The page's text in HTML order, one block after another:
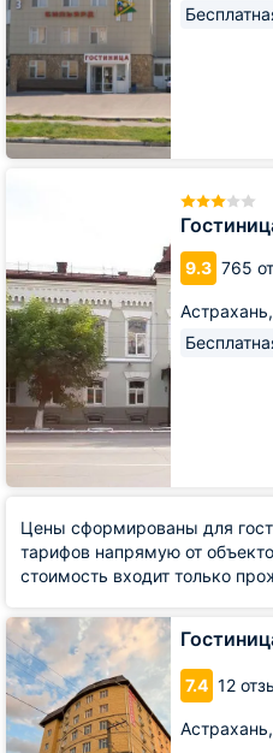
9.3 765
Астрахань,
Цены сформированы для
тарифов напрямую от
стоимость входит только
7.4 12
Астрахань,
Гостиница
Сюрприз